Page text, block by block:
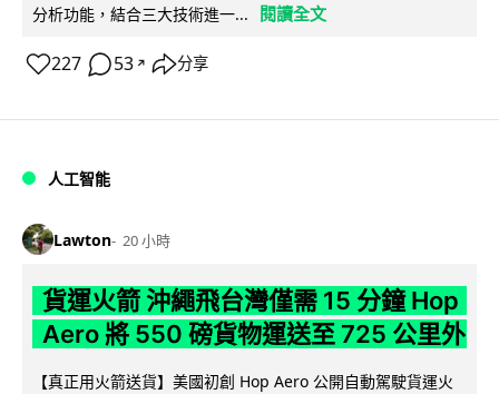
分析功能，結合三大技術進一...
閱讀全文
227 53 ↗ 分享
人工智能
Lawton 20 小時
貨運火箭 沖繩飛台灣僅需 15 分鐘 Hop
Aero 將 550 磅貨物運送至 725 公里外
【真正用火箭送貨】美國初創 Hop Aero 公開自動駕駛貨運火